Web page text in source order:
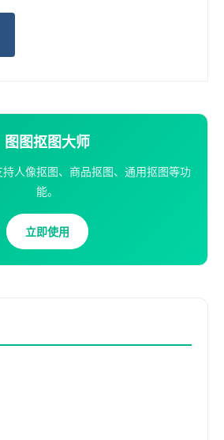
图图抠图大师
人像抠图、商品抠图、通用抠图等功
能。
立即使用